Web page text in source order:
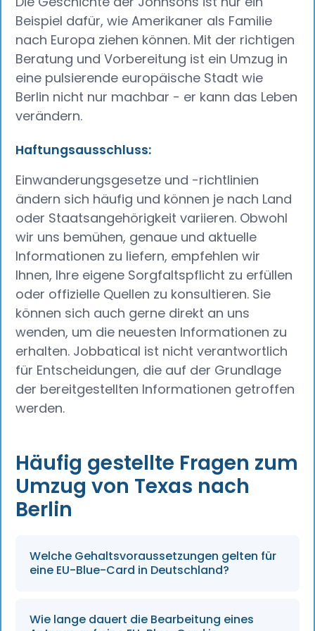
Beispiel dafür, wie Amerikaner als Familie
nach Europa ziehen können. Mit der richtigen
Beratung und Vorbereitung ist ein Umzug in
eine pulsierende europäische Stadt wie
Berlin nicht nur machbar - er kann das Leben
verändern.
Haftungsausschluss:
Einwanderungsgesetze und -richtlinien
ändern sich häufig und können je nach Land
oder Staatsangehörigkeit variieren. Obwohl
wir uns bemühen, genaue und aktuelle
Informationen zu liefern, empfehlen wir
Ihnen, Ihre eigene Sorgfaltspflicht zu erfüllen
oder offizielle Quellen zu konsultieren. Sie
können sich auch gerne direkt an uns
wenden, um die neuesten Informationen zu
erhalten. Jobbatical ist nicht verantwortlich
für Entscheidungen, die auf der Grundlage
der bereitgestellten Informationen getroffen
werden.
Häufig gestellte Fragen zum
Umzug von Texas nach
Berlin
Welche Gehaltsvoraussetzungen gelten für
eine EU-Blue-Card in Deutschland?
Für das Jahr 2026 benötigen Antragsteller in
Wie lange dauert die Bearbeitung eines